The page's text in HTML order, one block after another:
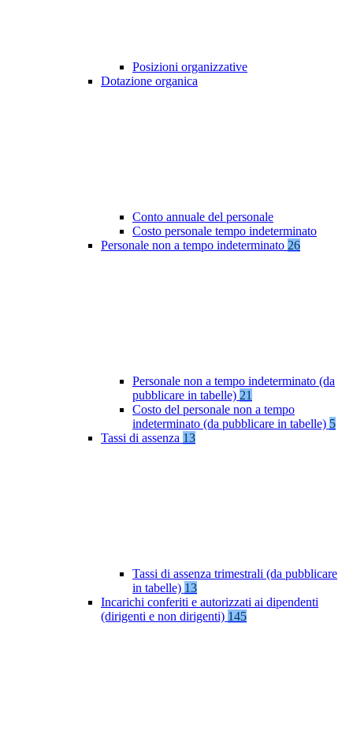
Posizioni organizzative
Dotazione organica
Conto annuale del personale
Costo personale tempo indeterminato
Personale non a tempo indeterminato 26
Personale non a tempo indeterminato (da
pubblicare in tabelle) 21
Costo del personale non a tempo
indeterminato (da pubblicare in tabelle) 5
Tassi di assenza 13
Tassi di assenza trimestrali (da pubblicare
in tabelle) 13
Incarichi conferiti e autorizzati ai dipendenti
(dirigenti e non dirigenti) 145